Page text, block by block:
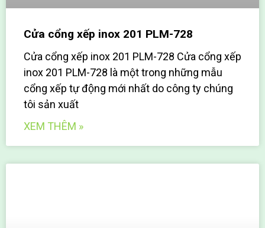
Cửa cổng xếp inox 201 PLM-728
Cửa cổng xếp inox 201 PLM-728 Cửa cổng xếp
inox 201 PLM-728 là một trong những mẫu
cổng xếp tự động mới nhất do công ty chúng
tôi sản xuất
XEM THÊM »